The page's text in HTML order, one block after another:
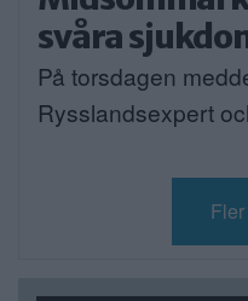
svåra
På torsdagen
Rysslandsexpert